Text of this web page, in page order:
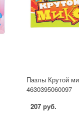
Пазлы Крутой
4630395060097
207 руб.